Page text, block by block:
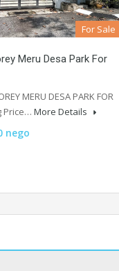
For Sale
Meru Desa Park For
MERU DESA PARK FOR
Price… More Details
nego